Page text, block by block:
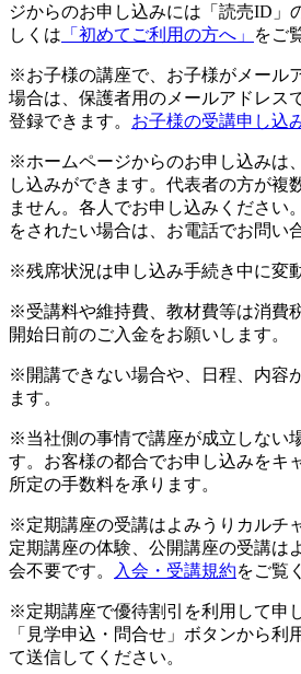
ジからのお申し込みには「読売ID」
しくは 「初めてご利用の方へ」 をご
※お子様の講座で、お子様がメール
場合は、保護者用のメールアドレス
登録できます。 お子様の受講申し込
※ホームページからのお申し込みは
し込みができます。代表者の方が複
ません。各人でお申し込みください
をされたい場合は、お電話でお問い
※残席状況は申し込み手続き中に変
※受講料や維持費、教材費等は消費
開始日前のご入金をお願いします。
※開講できない場合や、日程、内容
ます。
※当社側の事情で講座が成立しない
す。お客様の都合でお申し込みをキ
所定の手数料を承ります。
※定期講座の受講はよみうりカルチ
定期講座の体験、公開講座の受講は
会不要です。
入会・受講規約をご覧
※定期講座で優待割引を利用して申
「見学申込・問合せ」ボタンから利
て送信してください。